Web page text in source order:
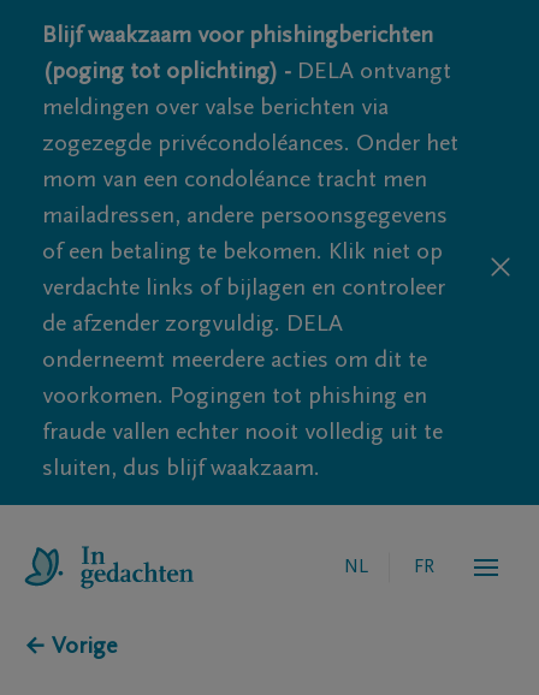
Blijf waakzaam voor phishingberichten
(poging tot oplichting) - DELA ontvangt
meldingen over valse berichten via
zogezegde privécondoléances. Onder het
mom van een condoléance tracht men
mailadressen, andere persoonsgegevens
of een betaling te bekomen. Klik niet op
verdachte links of bijlagen en controleer
de afzender zorgvuldig. DELA
onderneemt meerdere acties om dit te
voorkomen. Pogingen tot phishing en
fraude vallen echter nooit volledig uit te
sluiten, dus blijf waakzaam.
NL FR
← Vorige